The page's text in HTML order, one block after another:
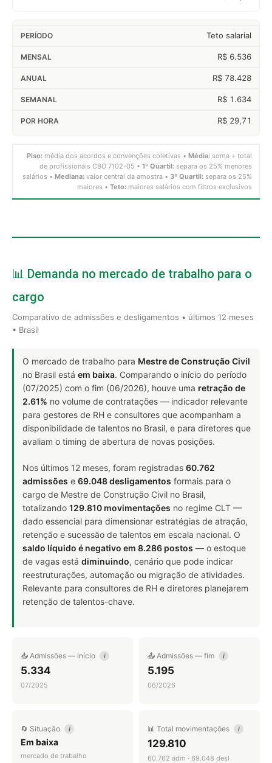
Teto salarial
R$ 6.536
R$ 78.428
R$ 1.634
R$ 29,71
Piso: média dos acordos e convenções coletivas • Média: soma ÷ total
de profissionais CBO 7102-05 • 1º Quartil: separa os 25% menores
salários • Mediana: valor central da amostra • 3º Quartil: separa os 25%
maiores • Teto: maiores salários com filtros exclusivos
📊 Demanda no mercado de trabalho para o
cargo
Comparativo de admissões e desligamentos • últimos 12 meses
• Brasil
O mercado de trabalho para Mestre de Construção Civil
no Brasil está em baixa. Comparando o início do período
(07/2025) com o fim (06/2026), houve uma retração de
2.61% no volume de contratações — indicador relevante
para gestores de RH e consultores que acompanham a
disponibilidade de talentos no Brasil, e para diretores que
avaliam o timing de abertura de novas posições.
Nos últimos 12 meses, foram registradas 60.762
admissões e 69.048 desligamentos formais para o
cargo de Mestre de Construção Civil no Brasil,
totalizando 129.810 movimentações no regime CLT —
dado essencial para dimensionar estratégias de atração,
retenção e sucessão de talentos em escala nacional. O
saldo líquido é negativo em 8.286 postos — o estoque
de vagas está diminuindo, cenário que pode indicar
reestruturações, automação ou migração de atividades.
Relevante para consultores de RH e diretores planejarem
retenção de talentos-chave.
📥 Admissões — início i
5.334
07/2025
📤 Admissões — fim i
5.195
06/2026
🔄 Situação i
Em baixa
mercado de trabalho
📊 Total movimentações i
129.810
60.762 adm · 69.048 desl